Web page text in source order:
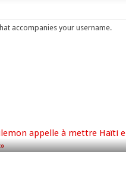
accompanies your username.
Paulemon appelle
à travers une vaste
nationale de